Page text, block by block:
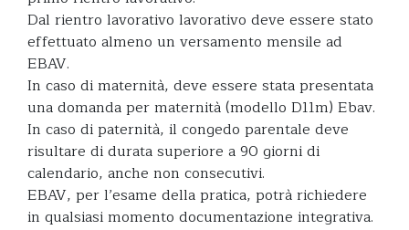
Dal rientro lavorativo lavorativo deve essere stato
effettuato almeno un versamento mensile ad
EBAV.
In caso di maternità, deve essere stata presentata
una domanda per maternità (modello D11m) Ebav.
In caso di paternità, il congedo parentale deve
risultare di durata superiore a 90 giorni di
calendario, anche non consecutivi.
EBAV, per l’esame della pratica, potrà richiedere
in qualsiasi momento documentazione integrativa.